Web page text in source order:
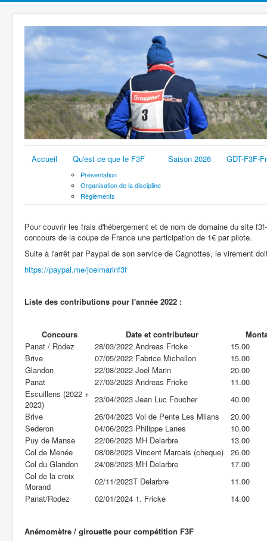
Accueil Qu'est ce que le F3F
Présentation
Organisation de la discipline
Règlements
Saison 2026 GDT-F3F-
Pour couvrir les frais d'hébergement et de nom de domaine du site
concours de la coupe de France une participation de 1€ par pilote.
Suite à l'arrêt par Paypal de son service de Cagnottes, le virement
https://paypal.me/joelmarinf3f
Liste des contributions pour l'année 2022 :
Concours Date et contributeur
Panat / Rodez
28/03/2022 Andreas Fricke
15.00
Brive
07/05/2022 Fabrice Michellon
15.00
Glandon
22/08/2022 Joel Marin
20.00
Panat
27/03/2023 Andreas Fricke
11.00
Escuillens (2022 +
2023)
23/04/2023 Jean Luc Foucher
40.00
Brive
26/04/2023 Vol de Pente Les Milans
20.00
Sederon
04/06/2023 Philippe Lanes
10.00
Puy de Manse
22/06/2023 MH Delarbre
13.00
Col de Menée
08/08/2023 Vincent Marcais (cheque)
26.00
Col du Glandon
24/08/2023 MH Delarbre
17.00
Col de la croix
Morand
02/11/2023T Delarbre
11.00
Panat/Rodez
02/01/2024 1. Fricke 14.00
Anémomètre / girouette pour compétition F3F